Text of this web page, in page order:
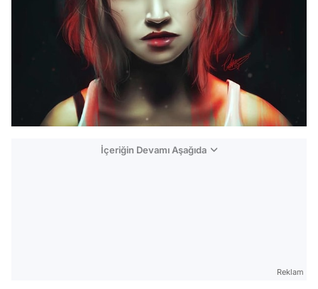
İçeriğin Devamı Aşağıda
Reklam